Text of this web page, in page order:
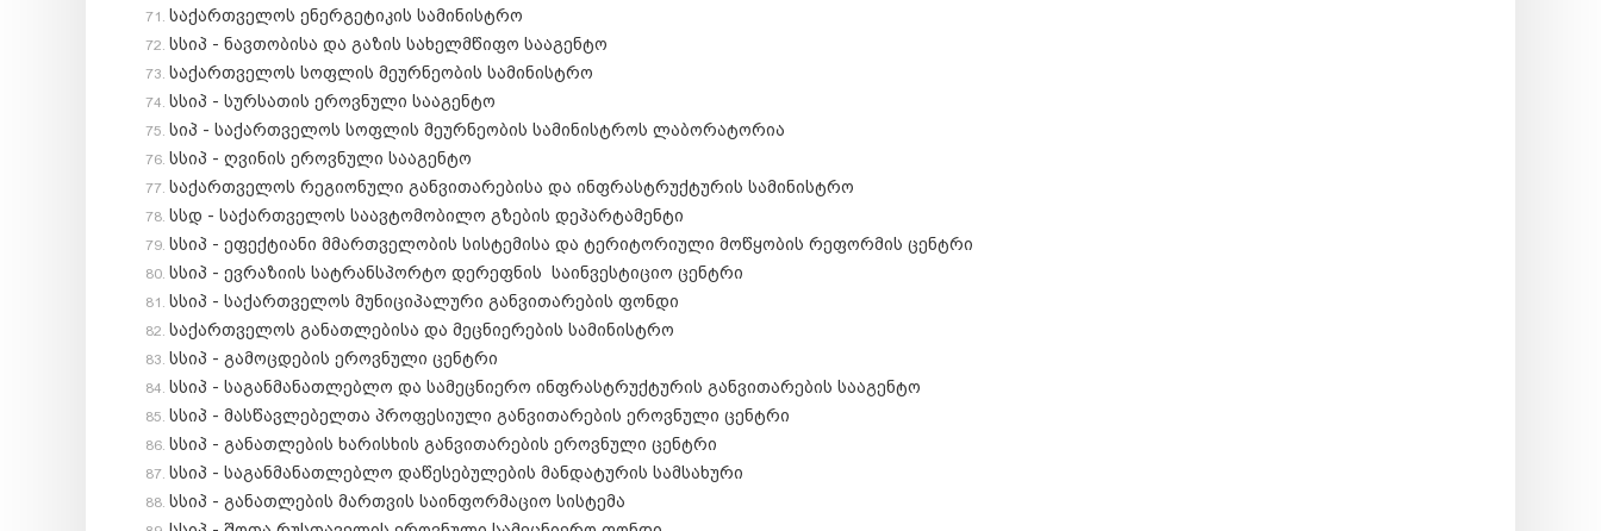
საქართველოს ენერგეტიკის სამინისტრო
სსიპ - ნავთობისა და გაზის სახელმწიფო სააგენტო
საქართველოს სოფლის მეურნეობის სამინისტრო
სსიპ - სურსათის ეროვნული სააგენტო
სიპ - საქართველოს სოფლის მეურნეობის სამინისტროს ლაბორატორია
სსიპ - ღვინის ეროვნული სააგენტო
საქართველოს რეგიონული განვითარებისა და ინფრასტრუქტურის სამინისტრო
სსდ - საქართველოს საავტომობილო გზების დეპარტამენტი
სსიპ - ეფექტიანი მმართველობის სისტემისა და ტერიტორიული მოწყობის რეფორმის ცენტრი
სსიპ - ევრაზიის სატრანსპორტო დერეფნის საინვესტიციო ცენტრი
სსიპ - საქართველოს მუნიციპალური განვითარების ფონდი
საქართველოს განათლებისა და მეცნიერების სამინისტრო
სსიპ - გამოცდების ეროვნული ცენტრი
სსიპ - საგანმანათლებლო და სამეცნიერო ინფრასტრუქტურის განვითარების სააგენტო
სსიპ - მასწავლებელთა პროფესიული განვითარების ეროვნული ცენტრი
სსიპ - განათლების ხარისხის განვითარების ეროვნული ცენტრი
სსიპ - საგანმანათლებლო დაწესებულების მანდატურის სამსახური
სსიპ - განათლების მართვის საინფორმაციო სისტემა